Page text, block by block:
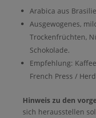
Arabica aus
Ausgewogenes,
Trockenfrüchten,
Schokolade.
Empfehlung:
French Press /
Hinweis zu den
sich herausstellen